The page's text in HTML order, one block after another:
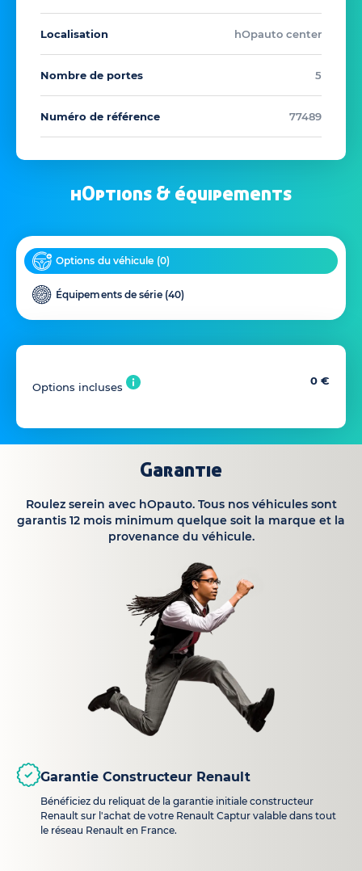
Localisation hOpauto center
Nombre de portes 5
Numéro de référence 77489
hOptions & équipements
Options du véhicule (0)
Équipements de série (40)
Options incluses 0 €
Garantie
Roulez serein avec hOpauto. Tous nos véhicules sont
garantis 12 mois minimum quelque soit la marque et la
provenance du véhicule.
Garantie Constructeur Renault
Bénéficiez du reliquat de la garantie initiale constructeur
Renault sur l'achat de votre Renault Captur valable dans tout
le réseau Renault en France.